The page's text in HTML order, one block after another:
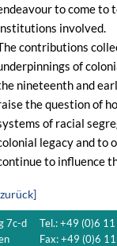
to come to
involved.
contributions
of
nineteenth and
the question of
of racial
legacy and to
to influence
7c-d
Tel.: +49 (0)6
Fax: +49 (0)6